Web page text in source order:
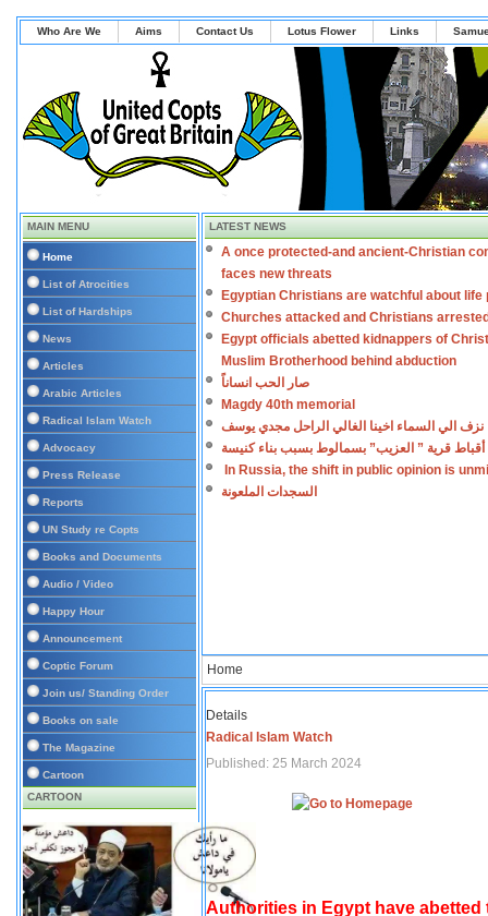
Who Are We Aims Contact Us Lotus Flower Links
MAIN MENU
Home
List of Atrocities
List of Hardships
News
Articles
Arabic Articles
Radical Islam Watch
Advocacy
Press Release
Reports
UN Study re Copts
Books and Documents
Audio / Video
Happy Hour
Announcement
Coptic Forum
Join us/ Standing Order
Books on sale
The Magazine
Cartoon
CARTOON
LATEST NEWS
A once protected-and ancient-Christian
faces new threats
Egyptian Christians are watchful about life
Churches attacked and Christians
Egypt officials abetted kidnappers of
Muslim Brotherhood behind abduction
صار الحب انساناً
Magdy 40th memorial
نزف الي السماء اخينا الغالي الراحل مجدي يوسف
أقباط قرية ” العزيب” بسمالوط بسبب بناء كنيسة
In Russia, the shift in public opinion is
السجدات الملعونة
Home
Details
Radical Islam Watch
Published: 25 March 2024
Authorities in Egypt have